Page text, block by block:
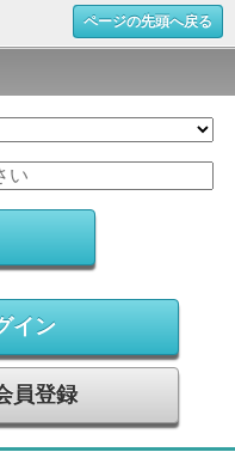
ページの先頭へ戻る
イン
員登録